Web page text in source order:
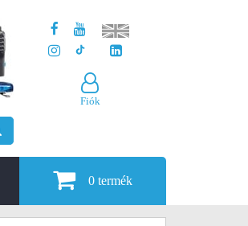
Fiók
0 termék